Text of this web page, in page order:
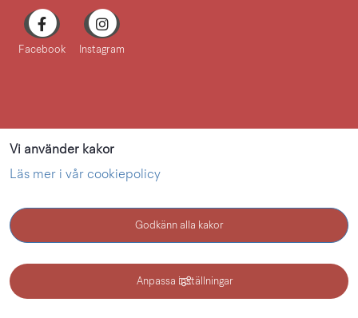
Vi använder kakor
Läs mer i vår cookiepolicy
Godkänn alla kakor
Anpassa inställningar
Facebook Instagram
Kultur i Lidköping - en webbplats inom Lidköping kommun